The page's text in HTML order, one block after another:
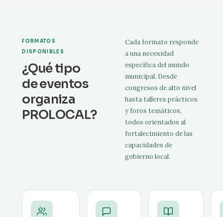
FORMATOS
DISPONIBLES
¿Qué tipo
de eventos
organiza
PROLOCAL?
Cada formato responde
a una necesidad
específica del mundo
municipal. Desde
congresos de alto nivel
hasta talleres prácticos
y foros temáticos,
todos orientados al
fortalecimiento de las
capacidades de
gobierno local.